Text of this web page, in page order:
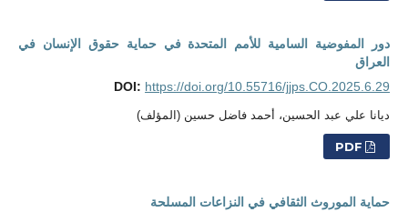
دور المفوضية السامية للأمم المتحدة في حماية حقوق الإنسان في
العراق
DOI: https://doi.org/10.55716/jjps.CO.2025.6.29
ديانا علي عبد الحسين، أحمد فاضل حسين (المؤلف)
PDF
حماية الموروث الثقافي في النزاعات المسلحة